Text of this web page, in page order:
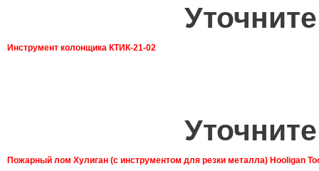
Инструмент колонщика КТИК-21-02
Пожарный лом Хулиган (с инструментом для резки металла) Hooligan